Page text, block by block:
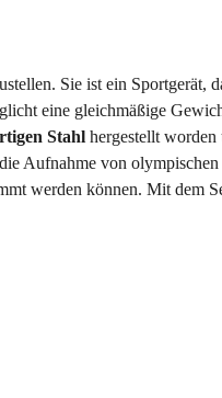
Sie ist ein Sportgerät,
eine gleichmäßige
Stahl hergestellt worden
Aufnahme von
werden können. Mit dem